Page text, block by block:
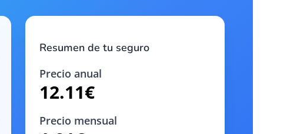
Resumen de tu seguro
Precio anual
12.11€
Precio mensual